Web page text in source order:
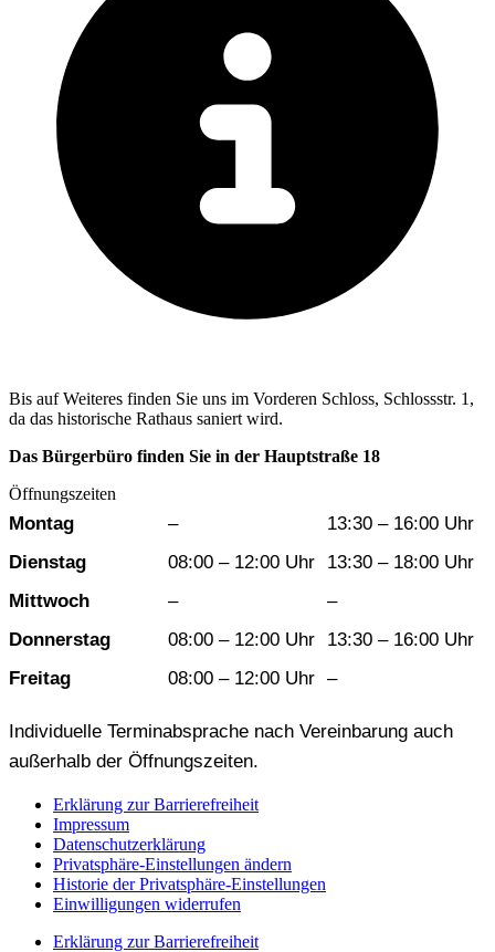
Bis auf Weiteres finden Sie uns im Vorderen Schloss, Schlossstr. 1,
da das historische Rathaus saniert wird.
Das Bürgerbüro finden Sie in der Hauptstraße 18
Öffnungszeiten
Wochentag Vormittag
Montag –
13:30 – 16:00 Uhr
Dienstag
08:00 – 12:00 Uhr
13:30 – 18:00 Uhr
Mittwoch
–
–
Donnerstag
08:00 – 12:00 Uhr
13:30 – 16:00 Uhr
Freitag
08:00 – 12:00 Uhr –
Individuelle Terminabsprache nach Vereinbarung auch
außerhalb der Öffnungszeiten.
Erklärung zur Barrierefreiheit
Impressum
Datenschutzerklärung
Privatsphäre-Einstellungen ändern
Historie der Privatsphäre-Einstellungen
Einwilligungen widerrufen
Erklärung zur Barrierefreiheit